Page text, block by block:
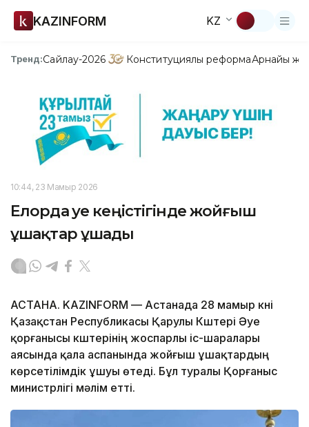
KAZINFORM KZ
Тренд:Сайлау-2026 Конституциялық реформаАрнайы
10:44, 23 Мамыр 2026
Елорда әуе кеңістігінде жойғыш
ұшақтар ұшады
АСТАНА. KAZINFORM — Астанада 28 мамыр күні
Қазақстан Республикасы Қарулы Күштері Әуе
қорғанысы күштерінің жоспарлы іс-шаралары
аясында қала аспанында жойғыш ұшақтардың
көрсетілімдік ұшуы өтеді. Бұл туралы Қорғаныс
министрлігі мәлім етті.